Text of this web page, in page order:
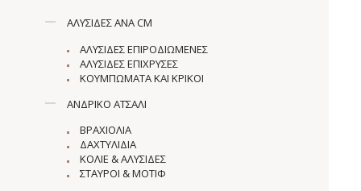
ΑΛΥΣΊΔΕΣ ΑΝΆ CM
ΑΛΥΣΊΔΕΣ ΕΠΙΡΟΔΙΩΜΈΝΕΣ
ΑΛΥΣΊΔΕΣ ΕΠΊΧΡΥΣΕΣ
ΚΟΥΜΠΏΜΑΤΑ ΚΑΙ ΚΡΊΚΟΙ
ΑΝΔΡΙΚΌ ΑΤΣΆΛΙ
ΒΡΑΧΙΌΛΙΑ
ΔΑΧΤΥΛΊΔΙΑ
ΚΟΛΙΈ & ΑΛΥΣΊΔΕΣ
ΣΤΑΥΡΟΊ & ΜΟΤΊΦ